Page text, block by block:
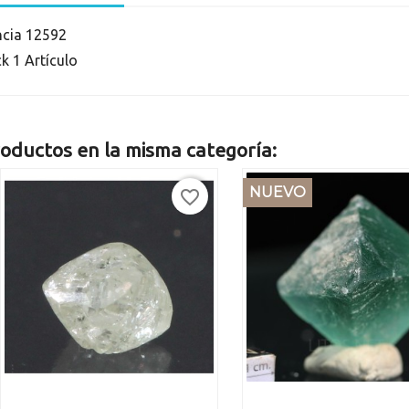
12592
1 Artículo
en la misma categoría:
favorite_border NUEVO